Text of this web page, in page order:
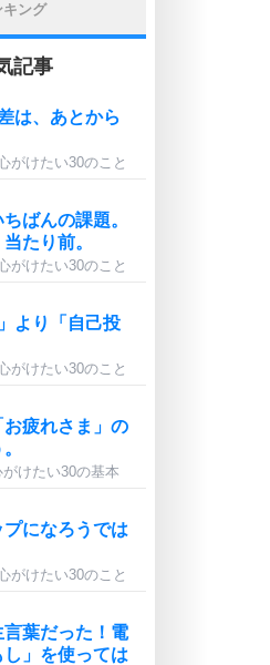
キング
記事
は、あとから
がけたい30のこと
ばんの課題。
たり前。
がけたい30のこと
より「自己投
がけたい30のこと
お疲れさま」の
けたい30の基本
になろうでは
がけたい30のこと
言葉だった！電
」を使っては